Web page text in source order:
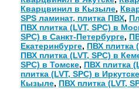
Кварцвинил в Кызыле,
SPS ламинат, плитка ПВХ,
ПВХ плитка (LVT, SPC) в
SPC) в Санкт-Петербурге,
Екатеринбурге, ПВХ плитка
ПВХ плитка (LVT, SPC) в
SPC) в Томске, ПВХ плитка
плитка (LVT, SPC) в Иркутске
Кызыле, ПВХ плитка (LVT,